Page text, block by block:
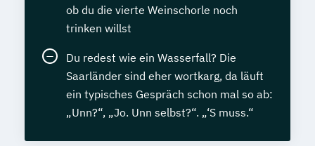
ob du die vierte Weinschorle noch
trinken willst
Du redest wie ein Wasserfall? Die
Saarländer sind eher wortkarg, da läuft
ein typisches Gespräch schon mal so ab:
„Unn?“, „Jo. Unn selbst?“. „‘S muss.“